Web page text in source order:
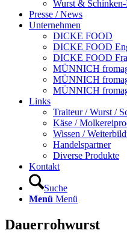
Wurst &
Presse / News
Unternehmen
DICKE FOOD
DICKE FOOD
DICKE FOOD
MÜNNICH
MÜNNICH
MÜNNICH
Links
Traiteur / Wurst /
Käse /
Wissen /
Handelspartner
Diverse Produkte
Kontakt
Suche
Menü Menü
Dauerrohwurst